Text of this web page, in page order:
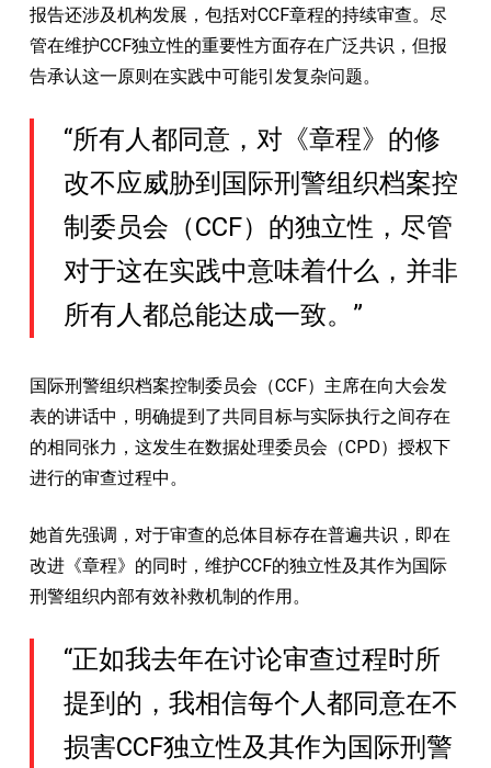
报告还涉及机构发展，包括对CCF章程的持续审查。尽
管在维护CCF独立性的重要性方面存在广泛共识，但报
告承认这一原则在实践中可能引发复杂问题。
“所有人都同意，对《章程》的修
改不应威胁到国际刑警组织档案控
制委员会（CCF）的独立性，尽管
对于这在实践中意味着什么，并非
所有人都总能达成一致。”
国际刑警组织档案控制委员会（CCF）主席在向大会发
表的讲话中，明确提到了共同目标与实际执行之间存在
的相同张力，这发生在数据处理委员会（CPD）授权下
进行的审查过程中。
她首先强调，对于审查的总体目标存在普遍共识，即在
改进《章程》的同时，维护CCF的独立性及其作为国际
刑警组织内部有效补救机制的作用。
“正如我去年在讨论审查过程时所
提到的，我相信每个人都同意在不
损害CCF独立性及其作为国际刑警